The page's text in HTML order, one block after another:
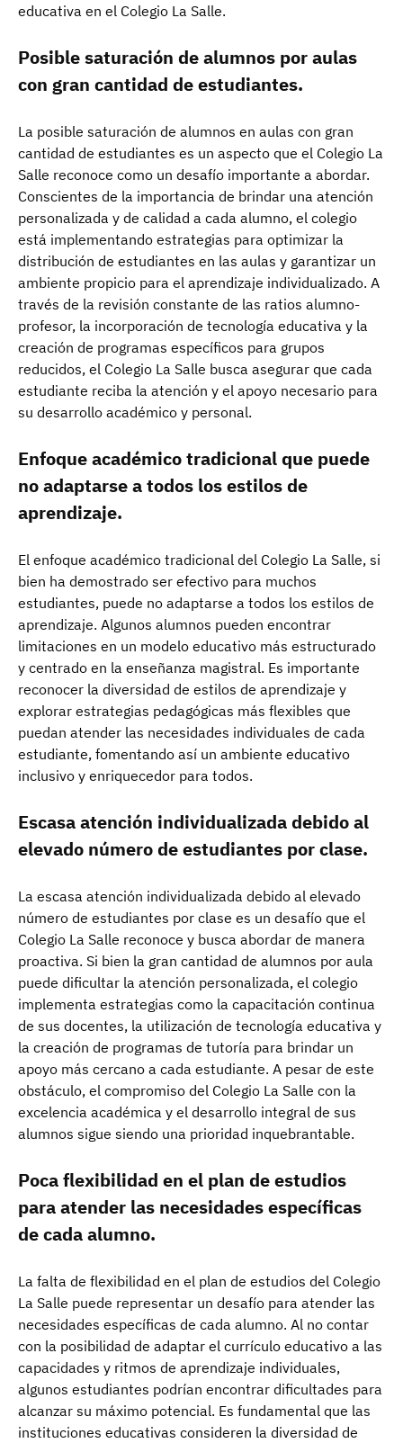
educativa en el Colegio La Salle.
Posible saturación de alumnos por aulas
con gran cantidad de estudiantes.
La posible saturación de alumnos en aulas con gran
cantidad de estudiantes es un aspecto que el Colegio La
Salle reconoce como un desafío importante a abordar.
Conscientes de la importancia de brindar una atención
personalizada y de calidad a cada alumno, el colegio
está implementando estrategias para optimizar la
distribución de estudiantes en las aulas y garantizar un
ambiente propicio para el aprendizaje individualizado. A
través de la revisión constante de las ratios alumno-
profesor, la incorporación de tecnología educativa y la
creación de programas específicos para grupos
reducidos, el Colegio La Salle busca asegurar que cada
estudiante reciba la atención y el apoyo necesario para
su desarrollo académico y personal.
Enfoque académico tradicional que puede
no adaptarse a todos los estilos de
aprendizaje.
El enfoque académico tradicional del Colegio La Salle, si
bien ha demostrado ser efectivo para muchos
estudiantes, puede no adaptarse a todos los estilos de
aprendizaje. Algunos alumnos pueden encontrar
limitaciones en un modelo educativo más estructurado
y centrado en la enseñanza magistral. Es importante
reconocer la diversidad de estilos de aprendizaje y
explorar estrategias pedagógicas más flexibles que
puedan atender las necesidades individuales de cada
estudiante, fomentando así un ambiente educativo
inclusivo y enriquecedor para todos.
Escasa atención individualizada debido al
elevado número de estudiantes por clase.
La escasa atención individualizada debido al elevado
número de estudiantes por clase es un desafío que el
Colegio La Salle reconoce y busca abordar de manera
proactiva. Si bien la gran cantidad de alumnos por aula
puede dificultar la atención personalizada, el colegio
implementa estrategias como la capacitación continua
de sus docentes, la utilización de tecnología educativa y
la creación de programas de tutoría para brindar un
apoyo más cercano a cada estudiante. A pesar de este
obstáculo, el compromiso del Colegio La Salle con la
excelencia académica y el desarrollo integral de sus
alumnos sigue siendo una prioridad inquebrantable.
Poca flexibilidad en el plan de estudios
para atender las necesidades específicas
de cada alumno.
La falta de flexibilidad en el plan de estudios del Colegio
La Salle puede representar un desafío para atender las
necesidades específicas de cada alumno. Al no contar
con la posibilidad de adaptar el currículo educativo a las
capacidades y ritmos de aprendizaje individuales,
algunos estudiantes podrían encontrar dificultades para
alcanzar su máximo potencial. Es fundamental que las
instituciones educativas consideren la diversidad de